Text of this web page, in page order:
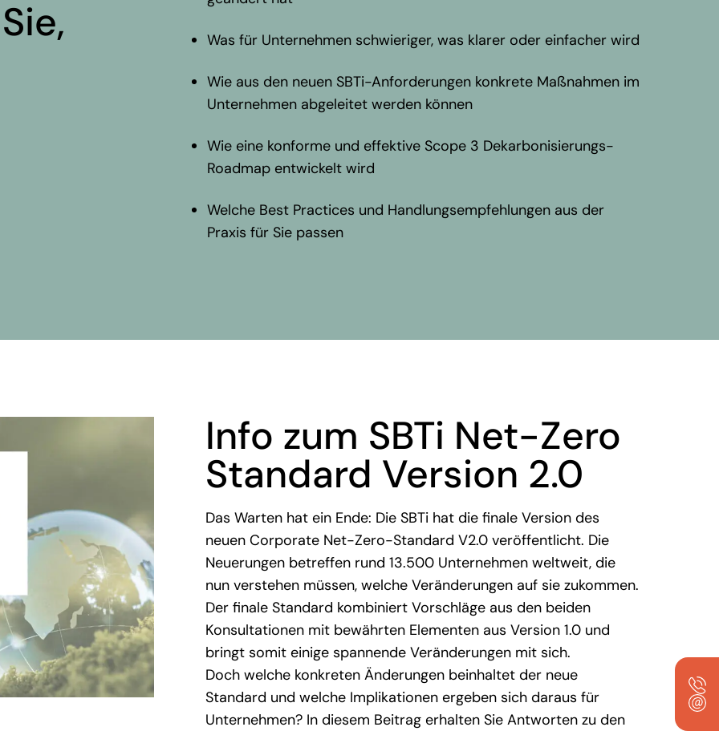
zu
Was für Unternehmen schwieriger, was klarer oder einfacher wird
Wie aus den neuen SBTi-Anforderungen konkrete Maßnahmen im
Unternehmen abgeleitet werden können
Wie eine konforme und effektive Scope 3 Dekarbonisierungs-
Roadmap entwickelt wird
Welche Best Practices und Handlungsempfehlungen aus der
Praxis für Sie passen
Info zum SBTi Net-Zero
Standard Version 2.0
Das Warten hat ein Ende: Die SBTi hat die finale Version des
neuen Corporate Net-Zero-Standard V2.0 veröffentlicht. Die
Neuerungen betreffen rund 13.500 Unternehmen weltweit, die
nun verstehen müssen, welche Veränderungen auf sie zukommen.
Der finale Standard kombiniert Vorschläge aus den beiden
Konsultationen mit bewährten Elementen aus Version 1.0 und
bringt somit einige spannende Veränderungen mit sich.
Doch welche konkreten Änderungen beinhaltet der neue
Standard und welche Implikationen ergeben sich daraus für
Unternehmen? In diesem Beitrag erhalten Sie Antworten zu den